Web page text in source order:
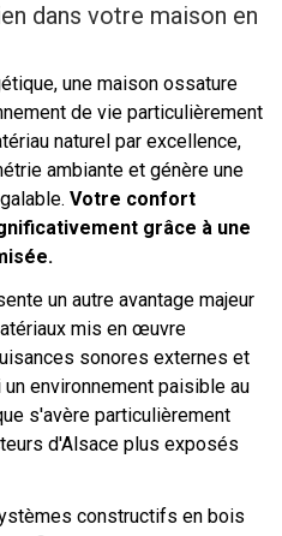
dans votre maison en
une maison ossature
de vie particulièrement
naturel par excellence,
ambiante et génère une
Votre confort
grâce à une
un autre avantage majeur
mis en œuvre
sonores externes et
environnement paisible au
s'avère particulièrement
d'Alsace plus exposés
constructifs en bois